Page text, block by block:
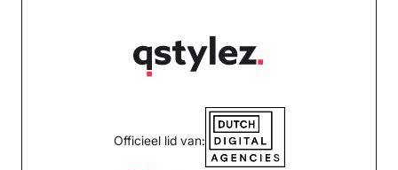
Officieel lid van: